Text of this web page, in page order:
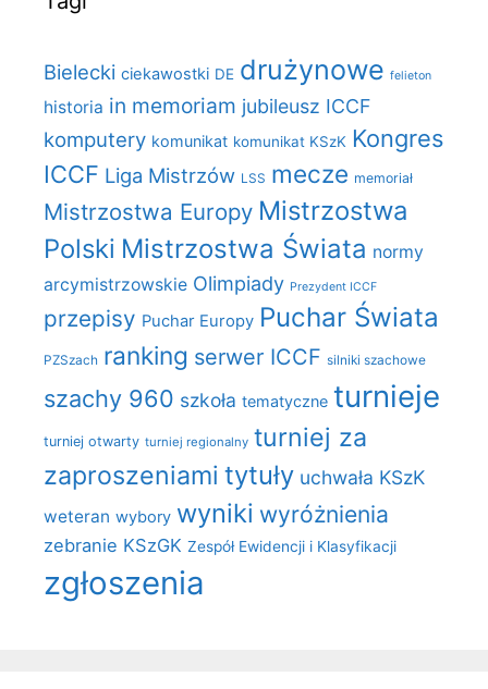
Bielecki ciekawostki DE drużynowe felieton
historia in memoriam jubileusz ICCF
komputery komunikat komunikat KSzK Kongres
ICCF Liga Mistrzów LSS mecze memoriał
Mistrzostwa Europy Mistrzostwa
Polski Mistrzostwa Świata normy
arcymistrzowskie Olimpiady Prezydent ICCF
przepisy Puchar Europy Puchar Świata
PZSzach ranking serwer ICCF silniki szachowe
szachy 960 szkoła tematyczne turnieje
turniej otwarty turniej regionalny turniej za
zaproszeniami tytuły uchwała KSzK
weteran wybory wyniki wyróżnienia
zebranie KSzGK Zespół Ewidencji i Klasyfikacji
zgłoszenia